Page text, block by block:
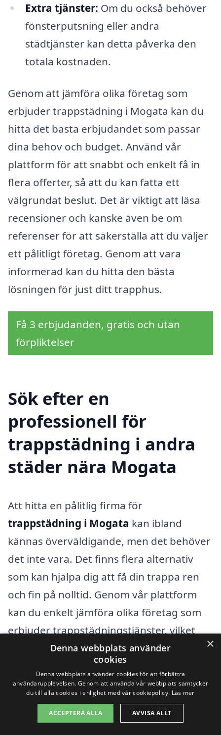
Extra tjänster: Om du också behöver
fönsterputsning eller andra
städtjänster kan detta påverka den
totala kostnaden.
Genom att jämföra olika företag som
erbjuder trappstädning i Mogata kan du
hitta det bästa erbjudandet som passar
dina behov och budget. Använd vår
plattform för att snabbt och enkelt få in
flera offerter, så att du kan fatta ett
välgrundat beslut. Det är viktigt att läsa
recensioner och kanske även be om
referenser för att säkerställa att du väljer
ett pålitligt företag. Genom att vara
informerad kan du hitta den bästa
lösningen för just ditt trapphus.
Få 3 erbjudanden, gratis och utan
förpliktelser
Sök efter en
professionell för
trappstädning i andra
städer nära Mogata
Att hitta en pålitlig firma för
trappstädning i Mogata kan ibland
kännas överväldigande, men det behöver
det inte vara. Det finns flera alternativ
som kan hjälpa dig att få din trappa ren
och fin på nolltid. Genom vår plattform
kan du enkelt jämföra olika företag som
erbjuder trappstädningstjänster, vilket
ger dig möjlighet att hitta den bästa
lösningen för dina behov.
Det är viktigt att välja ett företag som är
kunnigt och har erfarenhet för att
×
Denna webbplats använder
cookies
Denna webbplats använder cookies för att förbättra
användarupplevelsen. Genom att använda vår webbplats samtycker
du till alla cookies i enlighet med vår cookiepolicy. Läs mer
ACCEPTERA ALLA AVVISA ALLT